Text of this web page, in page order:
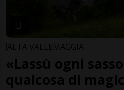
ALTA VALLEMAGGIA
«Lassù ogni
qualcosa di